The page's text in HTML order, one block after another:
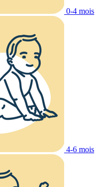
0-4 mois
4-6 mois